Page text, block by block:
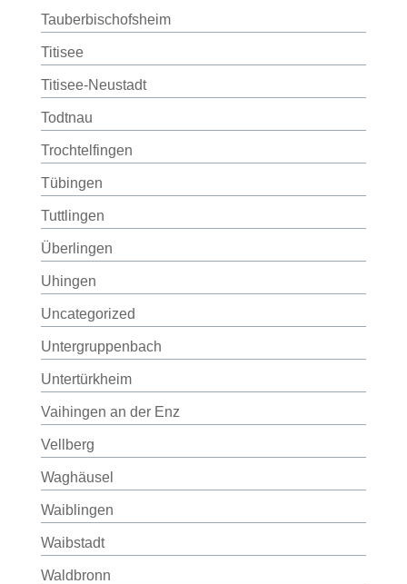
Tauberbischofsheim
Titisee
Titisee-Neustadt
Todtnau
Trochtelfingen
Tübingen
Tuttlingen
Überlingen
Uhingen
Uncategorized
Untergruppenbach
Untertürkheim
Vaihingen an der Enz
Vellberg
Waghäusel
Waiblingen
Waibstadt
Waldbronn